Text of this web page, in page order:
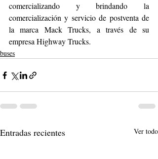
comercializando y brindando la
comercialización y servicio de postventa de
la marca Mack Trucks, a través de su
empresa Highway Trucks.
buses
Entradas recientes Ver todo